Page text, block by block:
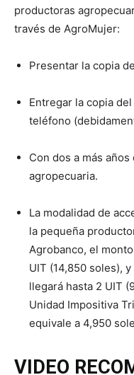
productoras
través de AgroMujer:
Presentar la copia
Entregar la copia
teléfono
Con dos a más
agropecuaria.
La modalidad de
la pequeña
Agrobanco, el
UIT (14,850 soles),
llegará hasta 2 UIT
Unidad Impositiva
equivale a 4,950
VIDEO